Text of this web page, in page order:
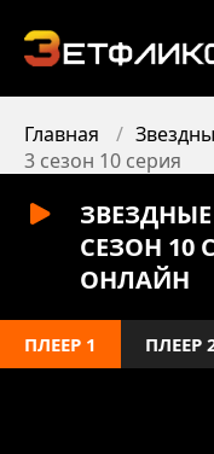
Главная
3 сезон 10 серия
СЕЗОН 10
ОНЛАЙН
ПЛЕЕР 1 ПЛЕЕР